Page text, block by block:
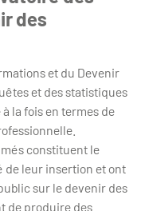
des
et du Devenir
et des statistiques
la fois en termes de
constituent le
de leur insertion et ont
sur le devenir des
de produire des